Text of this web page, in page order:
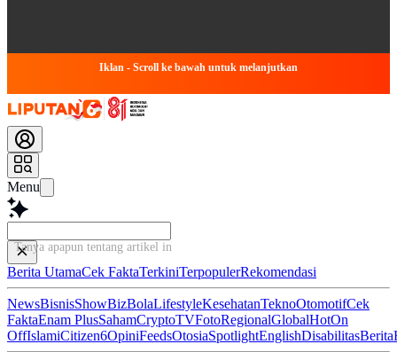
Iklan - Scroll ke bawah untuk melanjutkan
Menu
Tanya apapun tentang artikel ini...
Berita UtamaCek FaktaTerkiniTerpopulerRekomendasi
NewsBisnisShowBizBolaLifestyleKesehatanTeknoOtomotifCek
FaktaEnam PlusSahamCryptoTVFotoRegionalGlobalHotOn
OffIslamiCitizen6OpiniFeedsOtosiaSpotlightEnglishDisabilitasBerita